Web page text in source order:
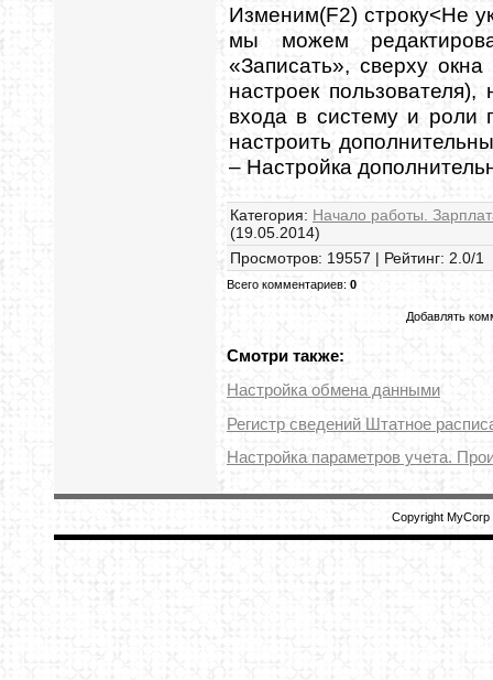
Изменим(F2) строку<Не
мы можем
«Записать», сверху
настроек
входа в систему и
настроить
– Настройка
Категория: Начало работы.
(19.05.2014)
Просмотров: 19557 | Рейтинг: 2.0/1
Всего комментариев: 0
Добавлять
Смотри также:
Настройка обмена данными
Регистр сведений Штатное
Настройка параметров учета.
Copyright MyCorp